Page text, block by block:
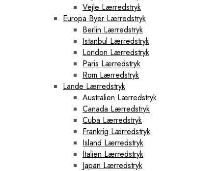
Vejle Lærredstryk
Europa Byer Lærredstryk
Berlin Lærredstryk
Istanbul Lærredstryk
London Lærredstryk
Paris Lærredstryk
Rom Lærredstryk
Lande Lærredstryk
Australien Lærredstryk
Canada Lærredstryk
Cuba Lærredstryk
Frankrig Lærredstryk
Island Lærredstryk
Italien Lærredstryk
Japan Lærredstryk